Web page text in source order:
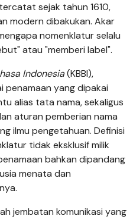
sejak tahun 1610,
modern dibakukan. Akar
nomenklatur selalu
atau "memberi label".
Indonesia(KBBI),
penamaan yang dipakai
alias tata nama, sekaligus
aturan pemberian nama
ilmu pengetahuan. Definisi
tidak eksklusif milik
bahkan dipandang
menata dan
jembatan komunikasi yang